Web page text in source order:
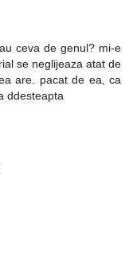
ceva de genul? mi-e
se neglijeaza atat de
are. pacat de ea, ca
ddesteapta